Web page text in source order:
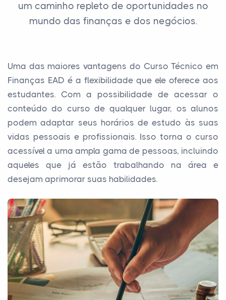
um caminho repleto de oportunidades no
mundo das finanças e dos negócios.
Uma das maiores vantagens do Curso Técnico em
Finanças EAD é a flexibilidade que ele oferece aos
estudantes. Com a possibilidade de acessar o
conteúdo do curso de qualquer lugar, os alunos
podem adaptar seus horários de estudo às suas
vidas pessoais e profissionais. Isso torna o curso
acessível a uma ampla gama de pessoas, incluindo
aqueles que já estão trabalhando na área e
desejam aprimorar suas habilidades.